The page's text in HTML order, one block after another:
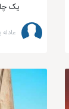
تجارت صدف و
زیادی از
یک
عادله